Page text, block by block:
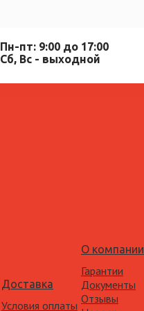
Пн-пт: 9:00 до 17:00
Cб, Вс - выходной
Доставка
Условия оплаты
О компании
Гарантии
Документы
Отзывы